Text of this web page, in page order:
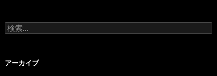
検
索:
アーカイブ